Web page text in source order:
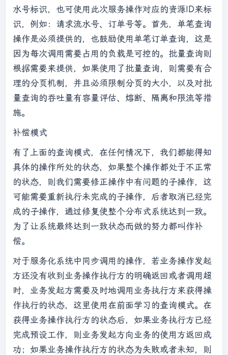
水号标识，也可使用此次服务操作对应的资源ID来标
识，例如：请求流水号、订单号等。首先，单笔查询
操作是必须提供的，也鼓励使用单笔订单查询，这是
因为每次调用需要占用的负载是可控的。批量查询则
根据需要来提供，如果使用了批量查询，则需要有合
理的分页机制，并且必须限制分页的大小，以及对批
量查询的吞吐量有容量评估、熔断、隔离和限流等措
施。
补偿模式
有了上面的查询模式，在任何情况下，我们都能得知
具体的操作所处的状态，如果整个操作都处于不正常
的状态，则我们需要修正操作中有问题的子操作，这
可能需要重新执行未完成的子操作，后者取消已经完
成的子操作，通过修复使整个分布式系统达到一致。
为了让系统最终达到一致状态而做的努力都叫作补
偿。
对于服务化系统中同步调用的操作，若业务操作发起
方还没有收到业务操作执行方的明确返回或者调用超
时，业务发起方需要及时地调用业务执行方来获得操
作执行的状态，这里使用在前面学习的查询模式。在
获得业务操作执行方的状态后，如果业务执行方已经
完成预设工作，则业务发起方向业务的使用方返回成
功；如果业务操作执行方的状态为失败或者未知，则